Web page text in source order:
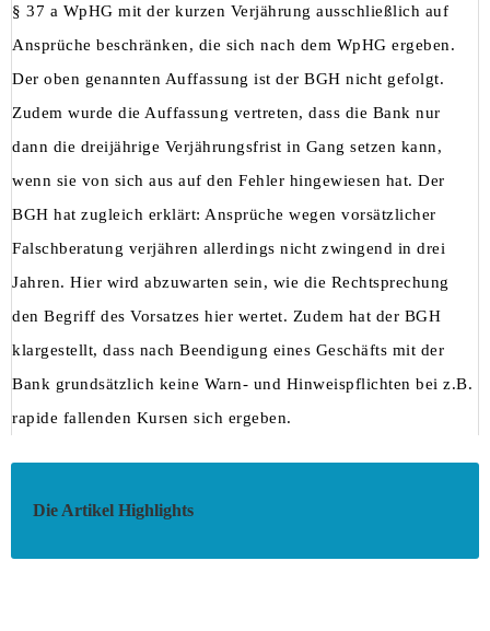
§ 37 a WpHG mit der kurzen Verjährung ausschließlich auf
Ansprüche beschränken, die sich nach dem WpHG ergeben.
Der oben genannten Auffassung ist der BGH nicht gefolgt.
Zudem wurde die Auffassung vertreten, dass die Bank nur
dann die dreijährige Verjährungsfrist in Gang setzen kann,
wenn sie von sich aus auf den Fehler hingewiesen hat. Der
BGH hat zugleich erklärt: Ansprüche wegen vorsätzlicher
Falschberatung verjähren allerdings nicht zwingend in drei
Jahren. Hier wird abzuwarten sein, wie die Rechtsprechung
den Begriff des Vorsatzes hier wertet. Zudem hat der BGH
klargestellt, dass nach Beendigung eines Geschäfts mit der
Bank grundsätzlich keine Warn- und Hinweispflichten bei z.B.
rapide fallenden Kursen sich ergeben.
Die Artikel Highlights